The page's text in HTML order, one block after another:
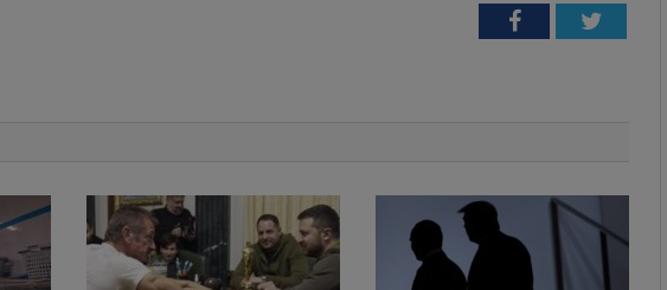
FacebookTwitter